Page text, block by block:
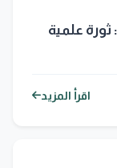
ثورة علمية
اقرأ المزيد